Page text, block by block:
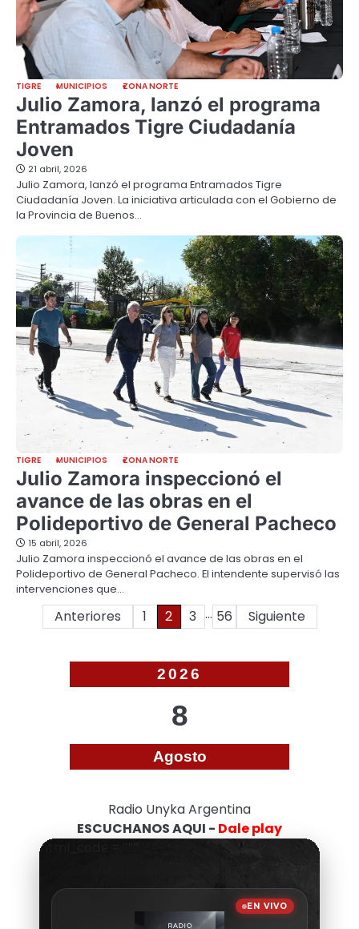
TIGRE MUNICIPIOS ZONA NORTE
Julio Zamora, lanzó el programa
Entramados Tigre Ciudadanía
Joven
21 abril, 2026
Julio Zamora, lanzó el programa Entramados Tigre
Ciudadanía Joven. La iniciativa articulada con el Gobierno de
la Provincia de Buenos…
TIGRE MUNICIPIOS ZONA NORTE
Julio Zamora inspeccionó el
avance de las obras en el
Polideportivo de General Pacheco
15 abril, 2026
Julio Zamora inspeccionó el avance de las obras en el
Polideportivo de General Pacheco. El intendente supervisó las
intervenciones que…
Paginación
Anteriores 1 2 3 … 56 Siguiente
2026
8
Agosto
Radio Unyka Argentina
ESCUCHANOS AQUI - Dale play